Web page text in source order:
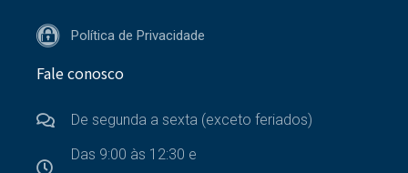
Política de Privacidade
Fale conosco
De segunda a sexta (exceto feriados)
Das 9:00 às 12:30 e